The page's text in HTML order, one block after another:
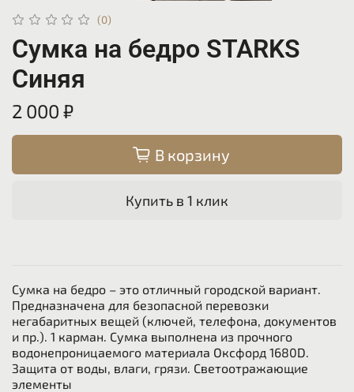
(0)
Сумка на бедро STARKS
Синяя
2 000 ₽
В корзину
Купить в 1 клик
Сумка на бедро – это отличный городской вариант.
Предназначена для безопасной перевозки
негабаритных вещей (ключей, телефона, документов
и пр.). 1 карман. Сумка выполнена из прочного
водонепроницаемого материала Оксфорд 1680D.
Защита от воды, влаги, грязи. Светоотражающие
элементы